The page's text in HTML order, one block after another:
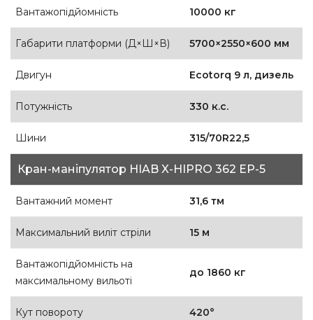
Вантажопідйомність 10000 кг
Габарити платформи (Д×Ш×В) 5700×2550×600 мм
Двигун Ecotorq 9 л, дизель
Потужність 330 к.с.
Шини 315/70R22,5
Кран-маніпулятор HIAB X-HIPRO 362 EP-5
Вантажний момент 31,6 тм
Максимальний виліт стріли 15 м
Вантажопідйомність на
максимальному вильоті
до 1860 кг
Кут повороту 420°